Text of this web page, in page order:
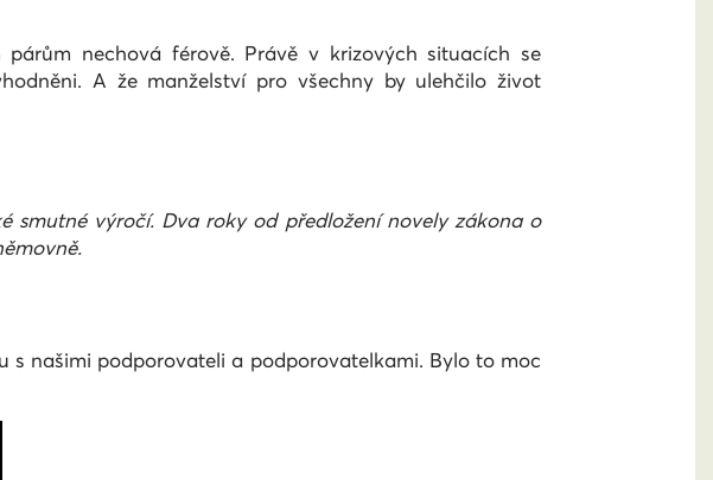
nechová férově. Právě v krizových situacích se
A že manželství pro všechny by ulehčilo život
smutné výročí. Dva roky od předložení novely zákona o
s našimi podporovateli a podporovatelkami. Bylo to moc